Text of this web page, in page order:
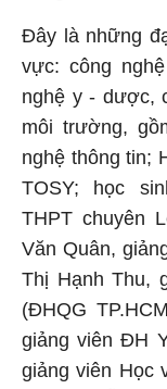
Đây là những
vực: công
nghệ y - dược,
môi trường,
nghệ thông tin;
TOSY; học
THPT chuyên
Văn Quân,
Thị Hạnh Thu,
(ĐHQG
giảng viên ĐH
giảng viên Học